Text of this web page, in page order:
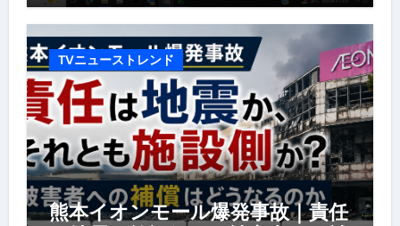
TVニューストレンド
熊本イオンモール爆発事故｜責任